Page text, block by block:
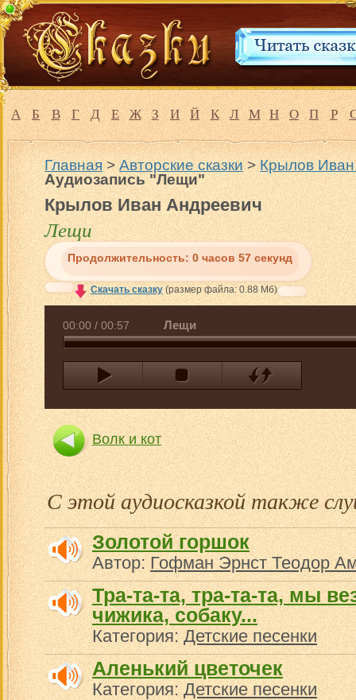
А Б В Г Д Е Ж З И Й К Л М Н О П Р
Главная>Авторские сказки>Крылов Иван
Аудиозапись "Лещи"
Крылов Иван Андреевич
Лещи
Продолжительность: 0 часов 57 секунд
Скачать сказку(размер файла: 0.88 Мб)
00:00 / 00:57 Лещи
Волк и кот
С этой аудиосказкой также
Золотой горшок
Автор:Гофман Эрнст Теодор
Тра-та-та, тра-та-та, мы
чижика, собаку...
Категория:Детские песенки
Аленький цветочек
Категория:Детские песенки